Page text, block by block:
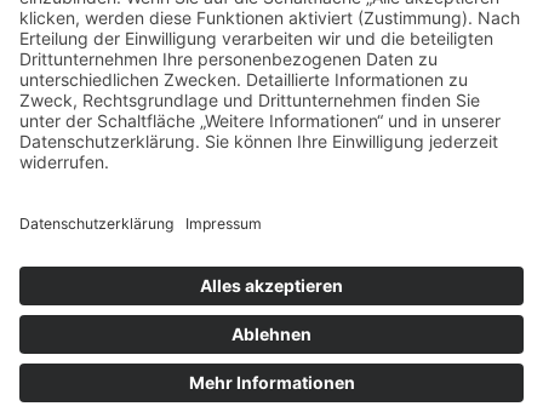
Datenschutz
Impressum
Gutes für Kids. | Kids Education by